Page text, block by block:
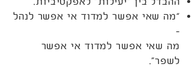
“מה שאי אפשר למדוד אי אפשר לנהל
–
מה שאי אפשר למדוד אי אפשר
לשפר”.